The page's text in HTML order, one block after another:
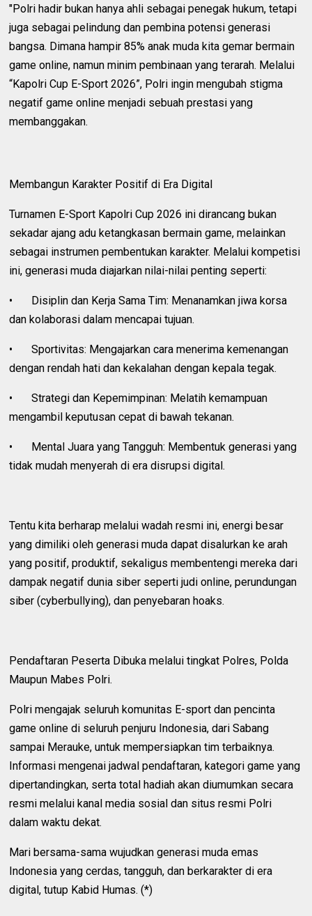
"Polri hadir bukan hanya ahli sebagai penegak hukum, tetapi
juga sebagai pelindung dan pembina potensi generasi
bangsa. Dimana hampir 85% anak muda kita gemar bermain
game online, namun minim pembinaan yang terarah. Melalui
“Kapolri Cup E-Sport 2026”, Polri ingin mengubah stigma
negatif game online menjadi sebuah prestasi yang
membanggakan.
Membangun Karakter Positif di Era Digital
Turnamen E-Sport Kapolri Cup 2026 ini dirancang bukan
sekadar ajang adu ketangkasan bermain game, melainkan
sebagai instrumen pembentukan karakter. Melalui kompetisi
ini, generasi muda diajarkan nilai-nilai penting seperti:
•
Disiplin dan Kerja Sama Tim: Menanamkan jiwa korsa
dan kolaborasi dalam mencapai tujuan.
•
Sportivitas: Mengajarkan cara menerima kemenangan
dengan rendah hati dan kekalahan dengan kepala tegak.
•
Strategi dan Kepemimpinan: Melatih kemampuan
mengambil keputusan cepat di bawah tekanan.
•
Mental Juara yang Tangguh: Membentuk generasi yang
tidak mudah menyerah di era disrupsi digital.
Tentu kita berharap melalui wadah resmi ini, energi besar
yang dimiliki oleh generasi muda dapat disalurkan ke arah
yang positif, produktif, sekaligus membentengi mereka dari
dampak negatif dunia siber seperti judi online, perundungan
siber (cyberbullying), dan penyebaran hoaks.
Pendaftaran Peserta Dibuka melalui tingkat Polres, Polda
Maupun Mabes Polri.
Polri mengajak seluruh komunitas E-sport dan pencinta
game online di seluruh penjuru Indonesia, dari Sabang
sampai Merauke, untuk mempersiapkan tim terbaiknya.
Informasi mengenai jadwal pendaftaran, kategori game yang
dipertandingkan, serta total hadiah akan diumumkan secara
resmi melalui kanal media sosial dan situs resmi Polri
dalam waktu dekat.
Mari bersama-sama wujudkan generasi muda emas
Indonesia yang cerdas, tangguh, dan berkarakter di era
digital, tutup Kabid Humas. (*)